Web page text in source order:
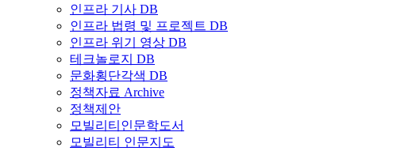
인프라 기사 DB
인프라 법령 및 프로젝트 DB
인프라 위기 영상 DB
테크놀로지 DB
문화횡단각색 DB
정책자료 Archive
정책제안
모빌리티인문학도서
모빌리티 인문지도